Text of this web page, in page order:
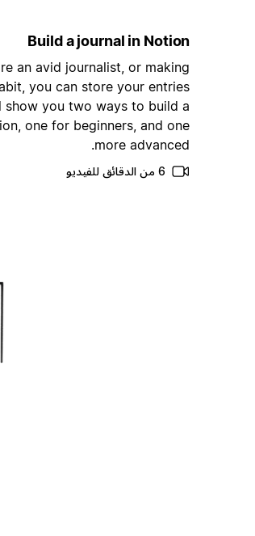
Build a journal in Notion
an avid journalist, or making
you can store your entries
show you two ways to build a
one for beginners, and one
more advanced.
6 من الدقائق للفيديو